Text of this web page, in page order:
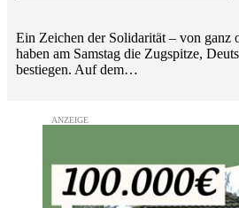
Ein Zeichen der Solidarität – von ganz
haben am Samstag die Zugspitze,
bestiegen. Auf dem…